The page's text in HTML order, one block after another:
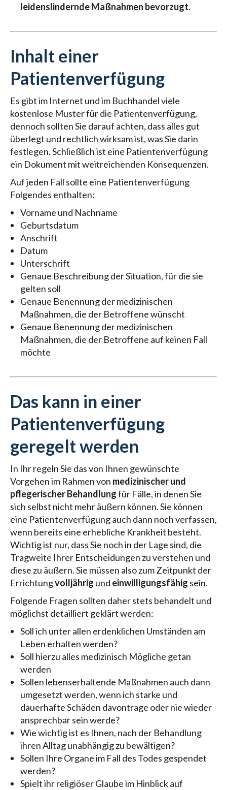
leidenslindernde Maßnahmen bevorzugt.
Inhalt einer
Patientenverfügung
Es gibt im Internet und im Buchhandel viele
kostenlose Muster für die Patientenverfügung,
dennoch sollten Sie darauf achten, dass alles gut
überlegt und rechtlich wirksam ist, was Sie darin
festlegen. Schließlich ist eine Patientenverfügung
ein Dokument mit weitreichenden Konsequenzen.
Auf jeden Fall sollte eine Patientenverfügung
Folgendes enthalten:
Vorname und Nachname
Geburtsdatum
Anschrift
Datum
Unterschrift
Genaue Beschreibung der Situation, für die sie
gelten soll
Genaue Benennung der medizinischen
Maßnahmen, die der Betroffene wünscht
Genaue Benennung der medizinischen
Maßnahmen, die der Betroffene auf keinen Fall
möchte
Das kann in einer
Patientenverfügung
geregelt werden
In Ihr regeln Sie das von Ihnen gewünschte
Vorgehen im Rahmen von medizinischer und
pflegerischer Behandlungfür Fälle, in denen Sie
sich selbst nicht mehr äußern können. Sie können
eine Patientenverfügung auch dann noch verfassen,
wenn bereits eine erhebliche Krankheit besteht.
Wichtig ist nur, dass Sie noch in der Lage sind, die
Tragweite Ihrer Entscheidungen zu verstehen und
diese zu äußern. Sie müssen also zum Zeitpunkt der
Errichtungvolljährig und einwilligungsfähig sein.
Folgende Fragen sollten daher stets behandelt und
möglichst detailliert geklärt werden:
Soll ich unter allen erdenklichen Umständen am
Leben erhalten werden?
Soll hierzu alles medizinisch Mögliche getan
werden
Sollen lebenserhaltende Maßnahmen auch dann
umgesetzt werden, wenn ich starke und
dauerhafte Schäden davontrage oder nie wieder
ansprechbar sein werde?
Wie wichtig ist es Ihnen, nach der Behandlung
ihren Alltag unabhängig zu bewältigen?
Sollen Ihre Organe im Fall des Todes gespendet
werden?
Spielt ihr religiöser Glaube im Hinblick auf